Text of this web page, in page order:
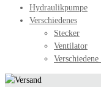
Hydraulikpumpe
Verschiedenes
Stecker
Ventilator